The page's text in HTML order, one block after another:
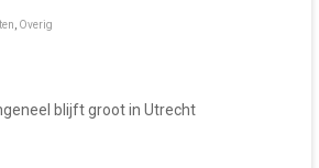
, Overig
blijft groot in Utrecht